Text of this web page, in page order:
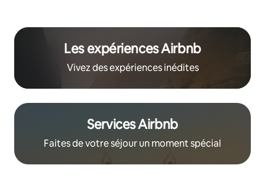
Les expériences Airbnb
Vivez des expériences inédites
Services Airbnb
Faites de votre séjour un moment spécial